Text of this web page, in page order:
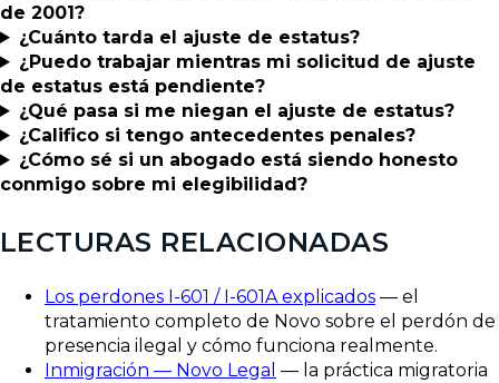
de 2001?
¿Cuánto tarda el ajuste de estatus?
¿Puedo trabajar mientras mi solicitud de ajuste
de estatus está pendiente?
¿Qué pasa si me niegan el ajuste de estatus?
¿Califico si tengo antecedentes penales?
¿Cómo sé si un abogado está siendo honesto
conmigo sobre mi elegibilidad?
LECTURAS RELACIONADAS
Los perdones I-601 / I-601A explicados — el
tratamiento completo de Novo sobre el perdón de
presencia ilegal y cómo funciona realmente.
Inmigración — Novo Legal — la práctica migratoria